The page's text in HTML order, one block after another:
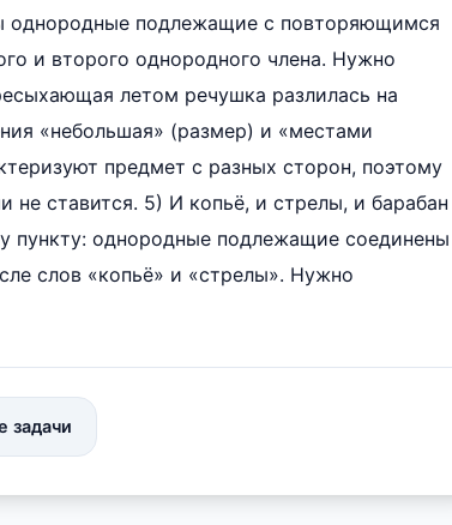
однородные подлежащие с повторяющимся
и второго однородного члена. Нужно
летом речушка разлилась на
«небольшая» (размер) и «местами
предмет с разных сторон, поэтому
ставится. 5) И копьё, и стрелы, и барабан
пункту: однородные подлежащие соединены
слов «копьё» и «стрелы». Нужно
задачи